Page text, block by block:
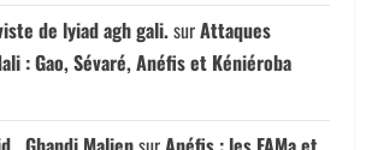
de lyiad agh gali.surAttaques
: Gao, Sévaré, Anéfis et Kéniéroba